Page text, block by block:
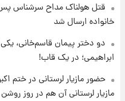
۱۹ ساعت پیش
لیونل مسی
قتل هولناک مداح سرشناس پس
خانواده ارسال شد
دو دختر پیمان قاسم‌خانی، یکی از
ابراهیمی؛ در یک قاب!
حضور مازیار لرستانی در ختم
مازیار لرستانی آن هم در روز روشن